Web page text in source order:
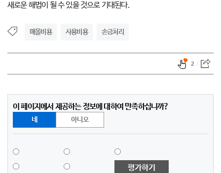
새로운 해법이 될 수 있을 것으로 기대된다.
매몰비용 사용비용 손금처리
2
이 페이지에서 제공하는 정보에 대하여 만족하십니까?
네 아니오
평가하기